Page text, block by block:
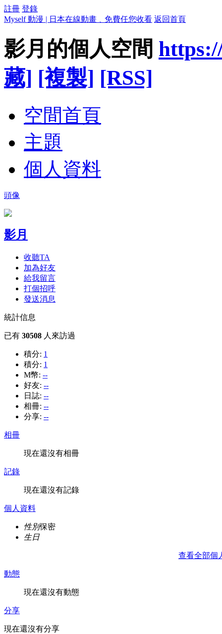
註冊 登錄
Myself 動漫 | 日本在線動畫﹑免費任您收看 返回首頁
影月的個人空間
藏] [複製] [RSS]
空間首頁
主題
個人資料
頭像
影月
收聽TA
加為好友
給我留言
打個招呼
發送消息
統計信息
已有 30508 人來訪過
積分: 1
積分: 1
M幣: --
好友: --
日誌: --
相冊: --
分享: --
相冊
現在還沒有相冊
記錄
現在還沒有記錄
個人資料
性別保密
生日
查看全部個
動態
現在還沒有動態
分享
現在還沒有分享